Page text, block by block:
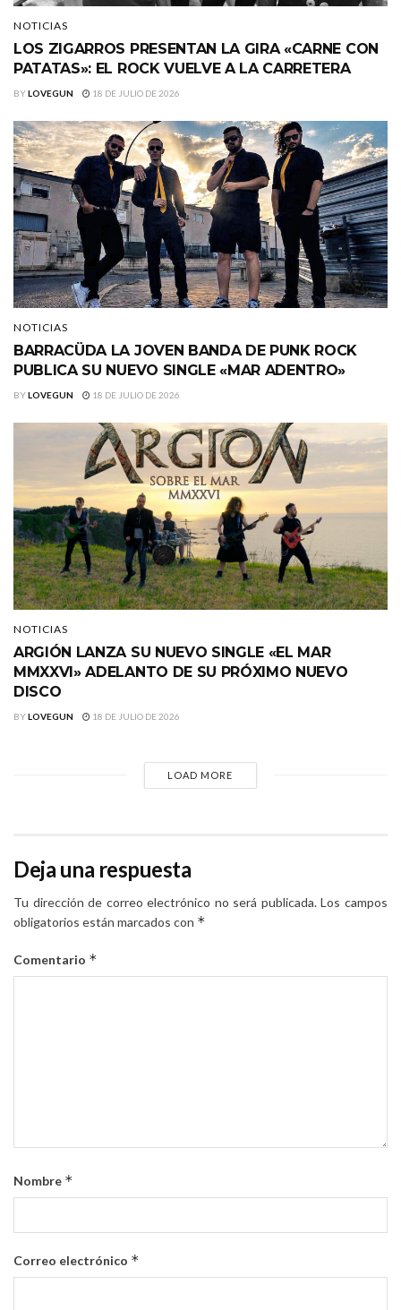
NOTICIAS
LOS ZIGARROS PRESENTAN LA GIRA «CARNE CON
PATATAS»: EL ROCK VUELVE A LA CARRETERA
BYLOVEGUN 18 DE JULIO DE 2026
NOTICIAS
BARRACÜDA LA JOVEN BANDA DE PUNK ROCK
PUBLICA SU NUEVO SINGLE «MAR ADENTRO»
BYLOVEGUN 18 DE JULIO DE 2026
NOTICIAS
ARGIÓN LANZA SU NUEVO SINGLE «EL MAR
MMXXVI» ADELANTO DE SU PRÓXIMO NUEVO
DISCO
BYLOVEGUN 18 DE JULIO DE 2026
LOAD MORE
Deja una respuesta
Tu dirección de correo electrónico no será publicada. Los campos
obligatorios están marcados con *
Comentario *
Nombre *
Correo electrónico *